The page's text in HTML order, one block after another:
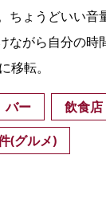
ちょうどいい音
ながら自分の時
移転。
バー
飲食店
(グルメ)